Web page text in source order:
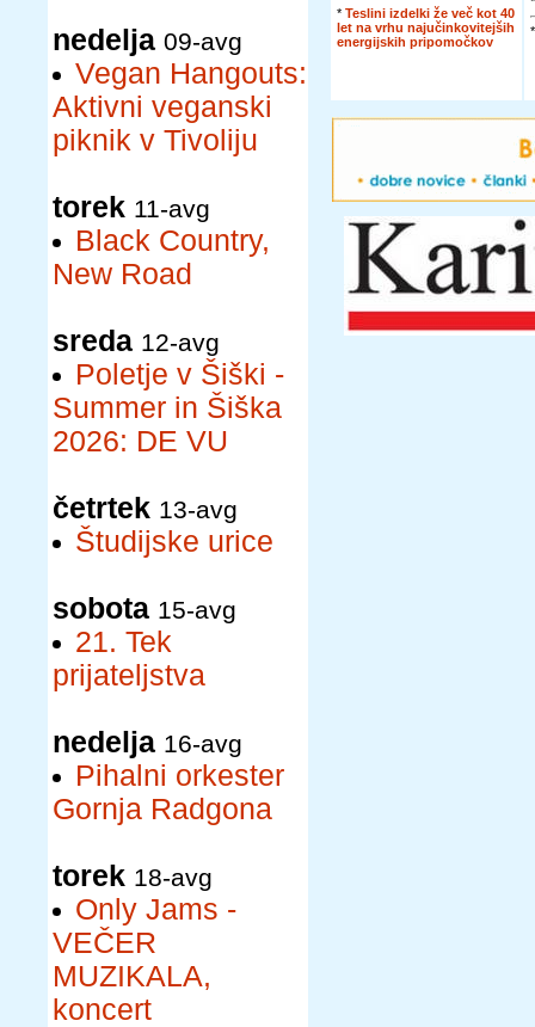
nedelja 09-avg
Vegan Hangouts:
Aktivni veganski
piknik v Tivoliju
torek 11-avg
Black Country,
New Road
sreda 12-avg
Poletje v Šiški -
Summer in Šiška
2026: DE VU
četrtek 13-avg
Študijske urice
sobota 15-avg
21. Tek
prijateljstva
nedelja 16-avg
Pihalni orkester
Gornja Radgona
torek 18-avg
Only Jams -
VEČER
MUZIKALA,
koncert
* Teslini izdelki že več kot 40
let na vrhu najučinkovitejših
energijskih pripomočkov